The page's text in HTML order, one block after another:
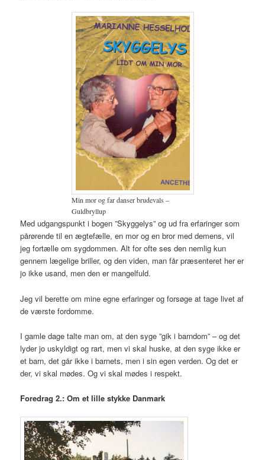
Min mor og far danser brudevals –
Guldbryllup
Med udgangspunkt i bogen ”Skyggelys” og ud fra erfaringer som
pårørende til en ægtefælle, en mor og en bror med demens, vil
jeg fortælle om sygdommen. Alt for ofte ses den nemlig kun
gennem lægelige briller, og den viden, man får præsenteret her er
jo ikke usand, men den er mangelfuld.
Jeg vil berette om mine egne erfaringer og forsøge at tage livet af
de værste fordomme.
I gamle dage talte man om, at den syge ”gik i barndom” – og det
lyder jo uskyldigt og rart, men vi skal huske, at den syge ikke er
et barn, det går ikke i barnets, men i sin egen verden. Og det er
der, vi skal mødes. Og vi skal mødes i respekt.
Foredrag 2.: Om et lille stykke Danmark